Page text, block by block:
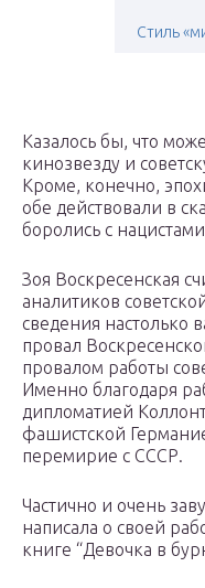
Стиль
Казалось бы, что
кинозвезду и
Кроме, конечно,
обе действовали в
боролись с
Зоя Воскресенская
аналитиков
сведения настолько
провал
провалом работы
Именно благодаря
дипломатией
фашистской
перемирие с СССР.
Частично и очень
написала о своей
книге “Девочка в